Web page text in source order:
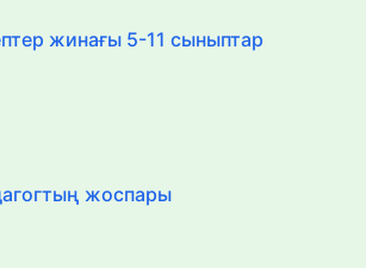
жинағы 5-11 сыныптар
жоспары